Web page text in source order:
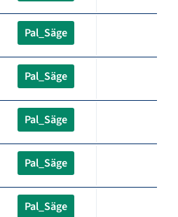
Pal_Säge
Pal_Säge
Pal_Säge
Pal_Säge
Pal_Säge